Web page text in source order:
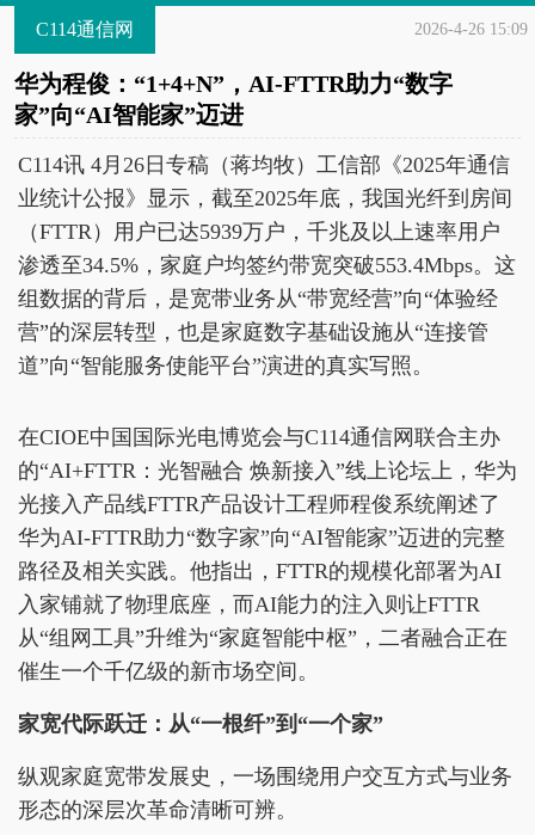
C114通信网 2026-4-26 15:09
华为程俊：“1+4+N”，AI-FTTR助力“数字
家”向“AI智能家”迈进
C114讯 4月26日专稿（蒋均牧）工信部《2025年通信
业统计公报》显示，截至2025年底，我国光纤到房间
（FTTR）用户已达5939万户，千兆及以上速率用户
渗透至34.5%，家庭户均签约带宽突破553.4Mbps。这
组数据的背后，是宽带业务从“带宽经营”向“体验经
营”的深层转型，也是家庭数字基础设施从“连接管
道”向“智能服务使能平台”演进的真实写照。
在CIOE中国国际光电博览会与C114通信网联合主办
的“AI+FTTR：光智融合 焕新接入”线上论坛上，华为
光接入产品线FTTR产品设计工程师程俊系统阐述了
华为AI-FTTR助力“数字家”向“AI智能家”迈进的完整
路径及相关实践。他指出，FTTR的规模化部署为AI
入家铺就了物理底座，而AI能力的注入则让FTTR
从“组网工具”升维为“家庭智能中枢”，二者融合正在
催生一个千亿级的新市场空间。
家宽代际跃迁：从“一根纤”到“一个家”
纵观家庭宽带发展史，一场围绕用户交互方式与业务
形态的深层次革命清晰可辨。